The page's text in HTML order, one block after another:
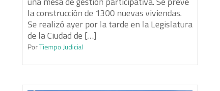
la construcción de 1300 nuevas viviendas.
Se realizó ayer por la tarde en la Legislatura
de la Ciudad de […]
PorTiempo Judicial